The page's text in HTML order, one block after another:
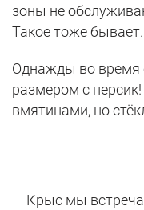
зоны не
Такое тоже бывает.
Однажды во время
размером с
вмятинами, но
— Крыс мы